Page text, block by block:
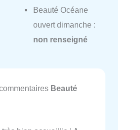
Beauté Océane
ouvert dimanche :
non renseigné
Beauté